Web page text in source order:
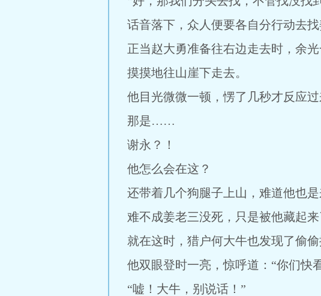
话音落下，众人便要各自分行动去找
正当赵大勇准备往右边走去时，余
摸摸地往山崖下走去。
他目光微微一顿，愣了几秒才反应过
那是……
谢永？！
他怎么会在这？
还带着几个狗腿子上山，难道他也
难不成姜老三没死，只是被他藏起来
就在这时，猎户何大牛也发现了偷偷
他双眼登时一亮，惊呼道：“你们
“嘘！大牛，别说话！”